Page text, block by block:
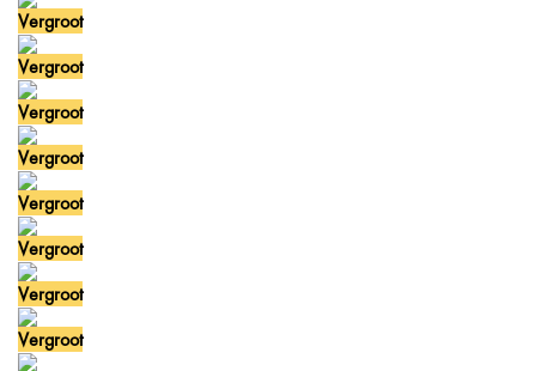
Vergroot
Vergroot
Vergroot
Vergroot
Vergroot
Vergroot
Vergroot
Vergroot